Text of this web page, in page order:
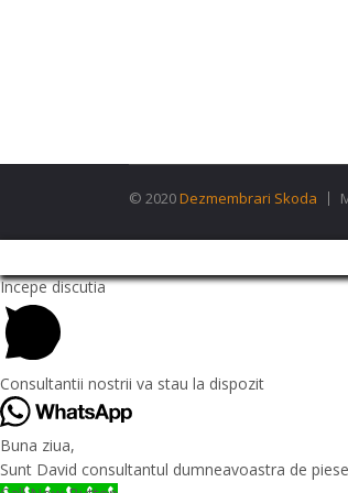
© 2020Dezmembrari Skoda
Incepe discutia
Consultantii nostrii va stau la dispozit
Buna ziua,
Sunt David consultantul dumneavoastra de